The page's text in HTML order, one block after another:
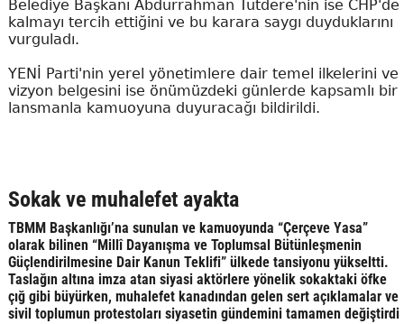
Belediye Başkanı Abdurrahman Tutdere'nin ise CHP'de
kalmayı tercih ettiğini ve bu karara saygı duyduklarını
vurguladı.
YENİ Parti'nin yerel yönetimlere dair temel ilkelerini ve
vizyon belgesini ise önümüzdeki günlerde kapsamlı bir
lansmanla kamuoyuna duyuracağı bildirildi.
Sokak ve muhalefet ayakta
TBMM Başkanlığı’na sunulan ve kamuoyunda “Çerçeve Yasa”
olarak bilinen “Millî Dayanışma ve Toplumsal Bütünleşmenin
Güçlendirilmesine Dair Kanun Teklifi” ülkede tansiyonu yükseltti.
Taslağın altına imza atan siyasi aktörlere yönelik sokaktaki öfke
çığ gibi büyürken, muhalefet kanadından gelen sert açıklamalar ve
sivil toplumun protestoları siyasetin gündemini tamamen değiştirdi